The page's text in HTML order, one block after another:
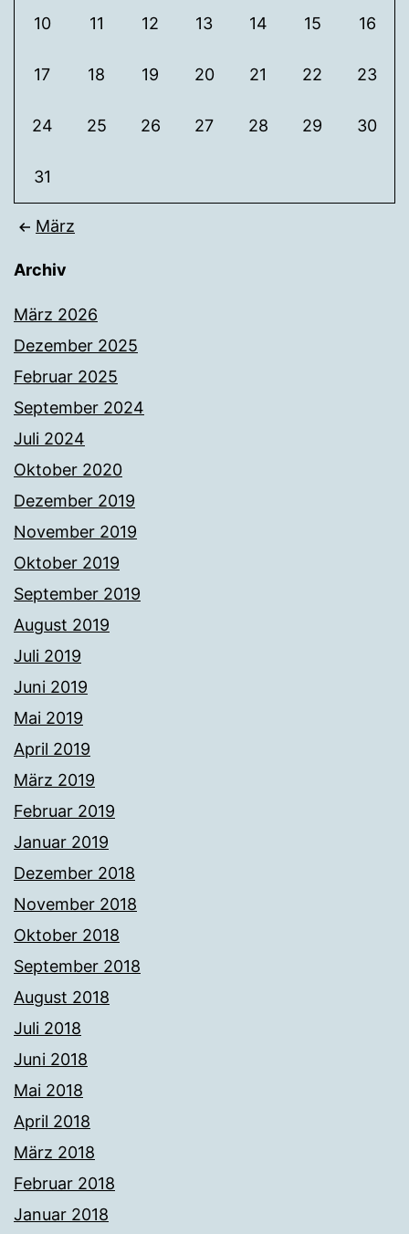
10 11 12 13 14 15 16
17 18 19 20 21 22 23
24 25 26 27 28 29 30
31
März
Archiv
März 2026
Dezember 2025
Februar 2025
September 2024
Juli 2024
Oktober 2020
Dezember 2019
November 2019
Oktober 2019
September 2019
August 2019
Juli 2019
Juni 2019
Mai 2019
April 2019
März 2019
Februar 2019
Januar 2019
Dezember 2018
November 2018
Oktober 2018
September 2018
August 2018
Juli 2018
Juni 2018
Mai 2018
April 2018
März 2018
Februar 2018
Januar 2018